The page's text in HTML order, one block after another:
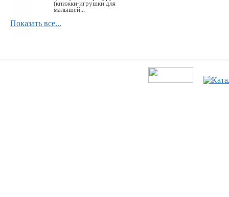
(книжки-игрушки для
малышей...
Показать все...